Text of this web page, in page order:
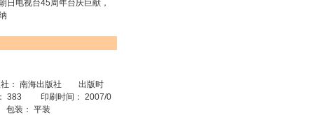
视台45周年台庆巨献，
南海出版社 出版时
印刷时间： 2007/0
包装： 平装